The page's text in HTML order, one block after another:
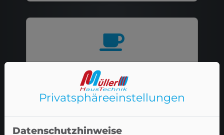
Privatsphäre­einstellungen
Datenschutzhinweise